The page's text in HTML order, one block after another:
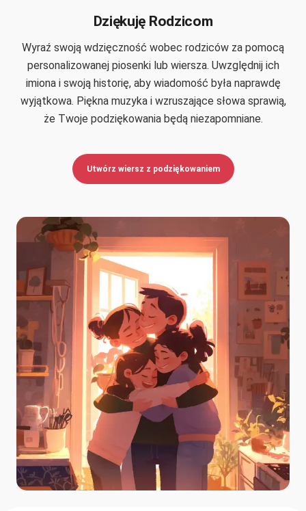
Dziękuję Rodzicom
Wyraź swoją wdzięczność wobec rodziców za pomocą
personalizowanej piosenki lub wiersza. Uwzględnij ich
imiona i swoją historię, aby wiadomość była naprawdę
wyjątkowa. Piękna muzyka i wzruszające słowa sprawią,
że Twoje podziękowania będą niezapomniane.
Utwórz wiersz z podziękowaniem